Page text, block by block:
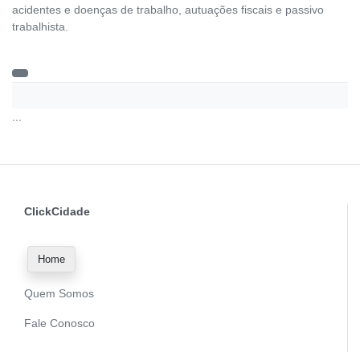
acidentes e doenças de trabalho, autuações fiscais e passivo
trabalhista.
ClickCidade
Home
Quem Somos
Fale Conosco